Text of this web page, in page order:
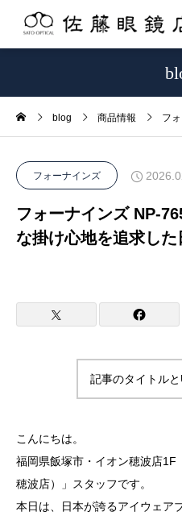
blog 商品情報 フ
フォーナインズ
フォーナインズ NP-
な掛け心地を追求した
記事のタイトル
こんにちは。
福岡県飯塚市・イオン穂波店1F
穂波店）」スタッフです。
本日は、日本が誇るアイウェア